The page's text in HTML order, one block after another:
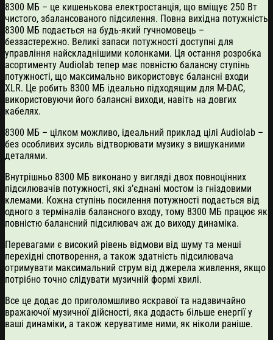
8300 МБ – це кишенькова електростанція, що вміщує 250 Вт
чистого, збалансованого підсилення. Повна вихідна потужність
8300 МБ подається на будь-який гучномовець –
беззастережно. Великі запаси потужності доступні для
управління найскладнішими колонками. Ця остання розробка
асортименту Audiolab тепер має повністю балансну ступінь
потужності, що максимально використовує балансні входи
XLR. Це робить 8300 МБ ідеально підходящим для M-DAC,
використовуючи його балансні виходи, навіть на довгих
кабелях.
8300 МБ – цілком можливо, ідеальний приклад цілі Audiolab –
без особливих зусиль відтворювати музику з вишуканими
деталями.
Внутрішньо 8300 МБ виконано у вигляді двох повноцінних
підсилювачів потужності, які з’єднані мостом із гніздовими
клемами. Кожна ступінь посилення потужності подається від
одного з терміналів балансного входу, тому 8300 МБ працює як
повністю балансний підсилювач аж до виходу динаміка.
Перевагами є високий рівень відмови від шуму та менші
перехідні спотворення, а також здатність підсилювача
отримувати максимальний струм від джерела живлення, якщо
потрібно точно слідувати музичній формі хвилі.
Все це додає до приголомшливо яскравої та надзвичайно
вражаючої музичної дійсності, яка додасть більше енергії у
ваші динаміки, а також керуватиме ними, як ніколи раніше.